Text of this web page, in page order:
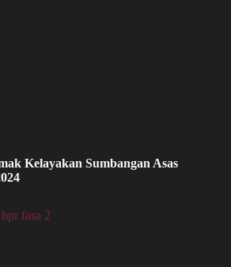
Kelayakan Sumbangan Asas